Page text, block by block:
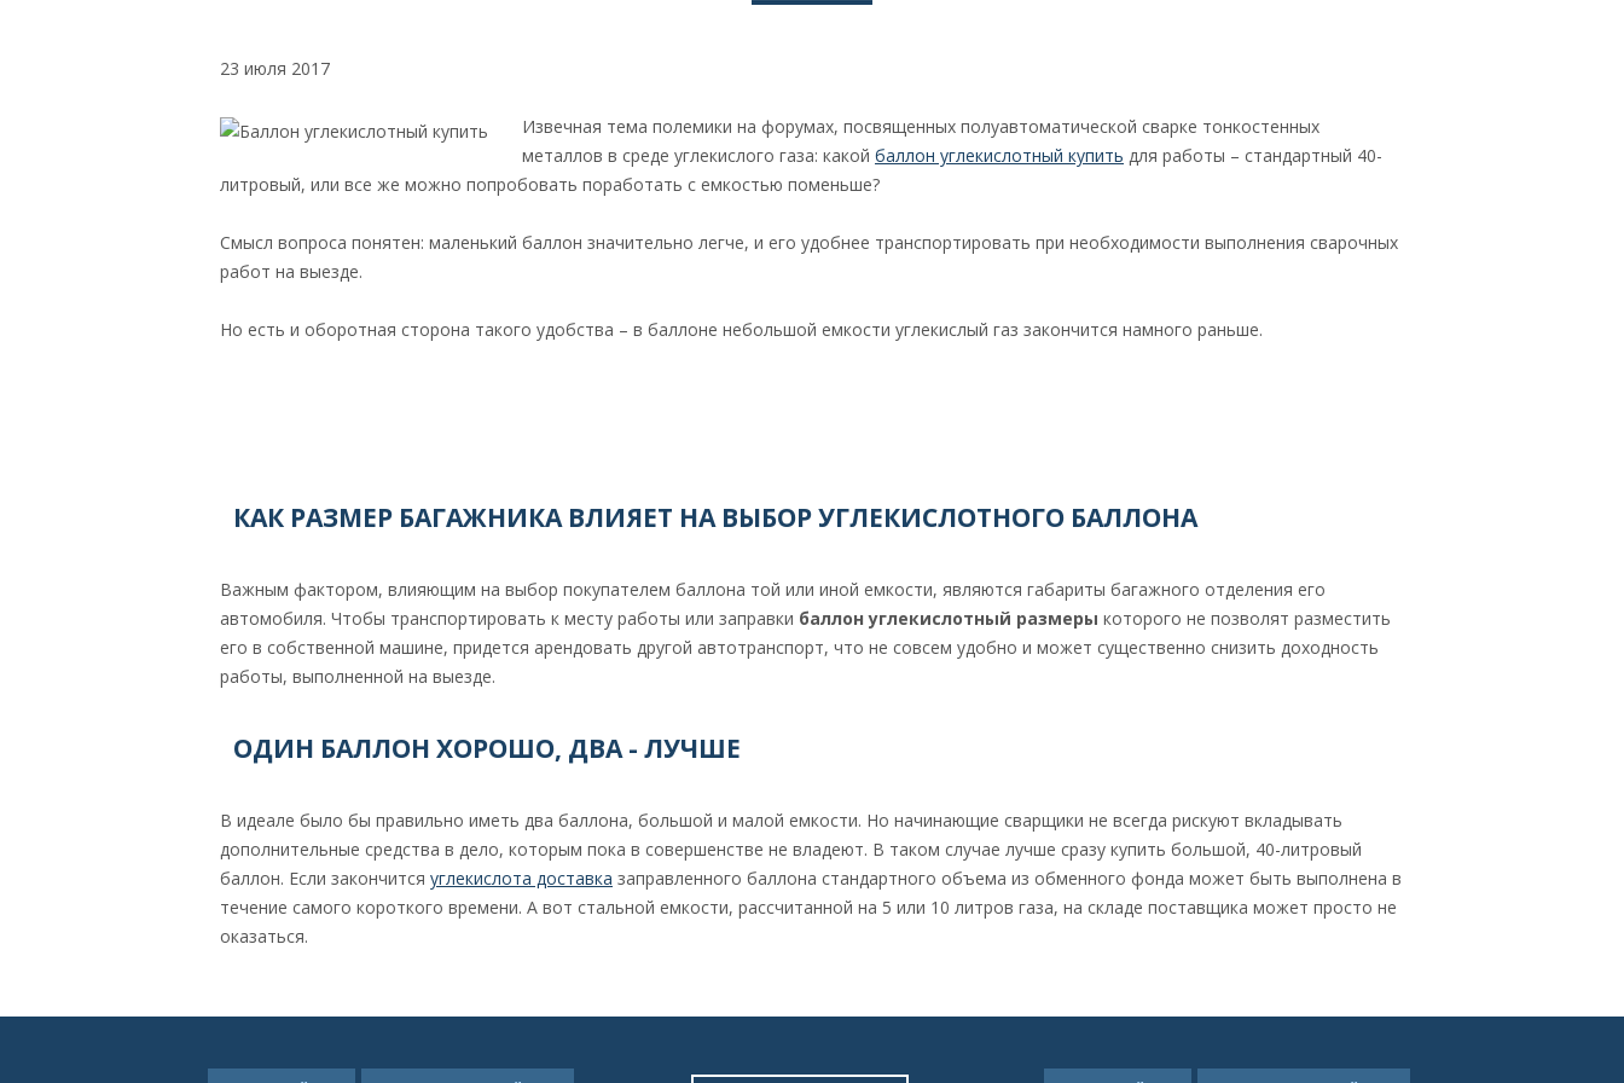
23 июля 2017
Извечная тема полемики на форумах, посвященных полуавтоматической сварке тонкостенных
металлов в среде углекислого газа: какой баллон углекислотный купить для работы – стандартный 40-
литровый, или все же можно попробовать поработать с емкостью поменьше?
Смысл вопроса понятен: маленький баллон значительно легче, и его удобнее транспортировать при необходимости выполнения сварочных
работ на выезде.
Но есть и оборотная сторона такого удобства – в баллоне небольшой емкости углекислый газ закончится намного раньше.
КАК РАЗМЕР БАГАЖНИКА ВЛИЯЕТ НА ВЫБОР УГЛЕКИСЛОТНОГО БАЛЛОНА
Важным фактором, влияющим на выбор покупателем баллона той или иной емкости, являются габариты багажного отделения его
автомобиля. Чтобы транспортировать к месту работы или заправки баллон углекислотный размеры которого не позволят разместить
его в собственной машине, придется арендовать другой автотранспорт, что не совсем удобно и может существенно снизить доходность
работы, выполненной на выезде.
ОДИН БАЛЛОН ХОРОШО, ДВА - ЛУЧШЕ
В идеале было бы правильно иметь два баллона, большой и малой емкости. Но начинающие сварщики не всегда рискуют вкладывать
дополнительные средства в дело, которым пока в совершенстве не владеют. В таком случае лучше сразу купить большой, 40-литровый
баллон. Если закончится углекислота доставка заправленного баллона стандартного объема из обменного фонда может быть выполнена в
течение самого короткого времени. А вот стальной емкости, рассчитанной на 5 или 10 литров газа, на складе поставщика может просто не
оказаться.